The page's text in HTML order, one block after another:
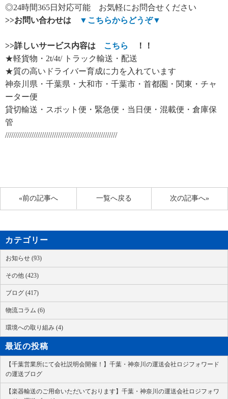
◎24時間365日対応可能 お気軽にお問合せください
>>お問い合わせは ▼ こちらからどうぞ▼
>>詳しいサービス内容は こちら
！！
★軽貨物・2t/4t/ トラック輸送・配送
★質の高いドライバー育成に力を入れています
神奈川県・千葉県・大和市・千葉市・首都圏・関東・チャ
ーター便
貸切輸送・スポット便・緊急便・当日便・混載便・倉庫保
管
///////////////////////////////////////////////////////
«前の記事へ 次の記事へ»
一覧へ戻る
カテゴリー
お知らせ (93)
その他 (423)
ブログ (417)
物流コラム (6)
環境への取り組み (4)
最近の投稿
【千葉営業所にて会社説明会開催！】千葉・神奈川の運送会社ロジフォワード
の運送ブログ
【楽器輸送のご用命いただいております】千葉・神奈川の運送会社ロジフォワ